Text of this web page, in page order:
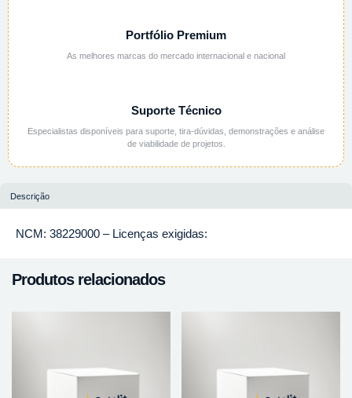
Portfólio Premium
As melhores marcas do mercado internacional e nacional
Suporte Técnico
Especialistas disponíveis para suporte, tira-dúvidas, demonstrações e análise
de viabilidade de projetos.
Descrição
NCM: 38229000 – Licenças exigidas:
Produtos relacionados